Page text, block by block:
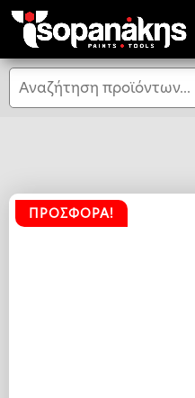
Αναζήτηση
ΠΡΟΣΦΟΡΆ!